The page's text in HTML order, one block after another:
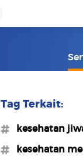
Tag Terkait:
#kesehatan
#kesehatan